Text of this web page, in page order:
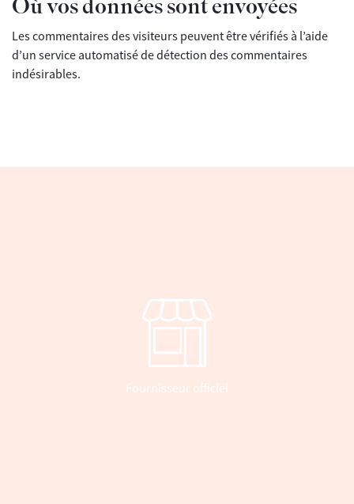
Où vos données sont envoyées
Les commentaires des visiteurs peuvent être vérifiés à l’aide
d’un service automatisé de détection des commentaires
indésirables.
Fournisseur officiel